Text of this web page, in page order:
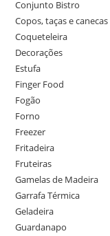
Conjunto Bistro
Copos, taças e canecas
Coqueteleira
Decorações
Estufa
Finger Food
Fogão
Forno
Freezer
Fritadeira
Fruteiras
Gamelas de Madeira
Garrafa Térmica
Geladeira
Guardanapo